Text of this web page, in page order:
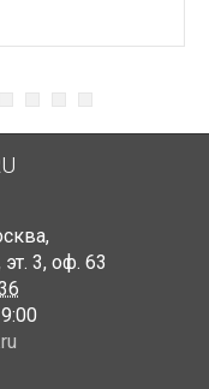
,
эт. 3, оф. 63